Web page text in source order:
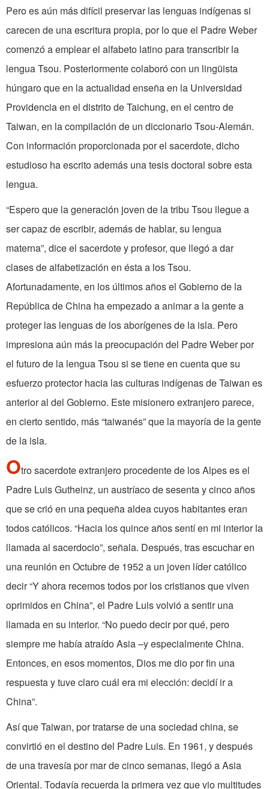
Pero es aún más difícil preservar las lenguas indígenas si
carecen de una escritura propia, por lo que el Padre Weber
comenzó a emplear el alfabeto latino para transcribir la
lengua Tsou. Posteriormente colaboró con un lingüista
húngaro que en la actualidad enseña en la Universidad
Providencia en el distrito de Taichung, en el centro de
Taiwan, en la compilación de un diccionario Tsou-Alemán.
Con información proporcionada por el sacerdote, dicho
estudioso ha escrito además una tesis doctoral sobre esta
lengua.
“Espero que la generación joven de la tribu Tsou llegue a
ser capaz de escribir, además de hablar, su lengua
materna”, dice el sacerdote y profesor, que llegó a dar
clases de alfabetización en ésta a los Tsou.
Afortunadamente, en los últimos años el Gobierno de la
República de China ha empezado a animar a la gente a
proteger las lenguas de los aborígenes de la isla. Pero
impresiona aún más la preocupación del Padre Weber por
el futuro de la lengua Tsou si se tiene en cuenta que su
esfuerzo protector hacia las culturas indígenas de Taiwan es
anterior al del Gobierno. Este misionero extranjero parece,
en cierto sentido, más “taiwanés” que la mayoría de la gente
de la isla.
Otro sacerdote extranjero procedente de los Alpes es el
Padre Luis Gutheinz, un austríaco de sesenta y cinco años
que se crió en una pequeña aldea cuyos habitantes eran
todos católicos. “Hacia los quince años sentí en mi interior la
llamada al sacerdocio”, señala. Después, tras escuchar en
una reunión en Octubre de 1952 a un joven líder católico
decir “Y ahora recemos todos por los cristianos que viven
oprimidos en China”, el Padre Luis volvió a sentir una
llamada en su interior. “No puedo decir por qué, pero
siempre me había atraído Asia –y especialmente China.
Entonces, en esos momentos, Dios me dio por fin una
respuesta y tuve claro cuál era mi elección: decidí ir a
China”.
Así que Taiwan, por tratarse de una sociedad china, se
convirtió en el destino del Padre Luis. En 1961, y después
de una travesía por mar de cinco semanas, llegó a Asia
Oriental. Todavía recuerda la primera vez que vio multitudes